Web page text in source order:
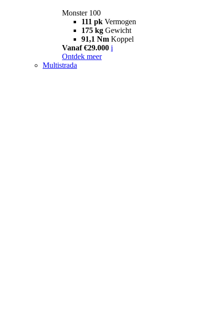
Monster 100
111 pk Vermogen
175 kg Gewicht
91,1 Nm Koppel
Vanaf €29.000 i
Ontdek meer
Multistrada